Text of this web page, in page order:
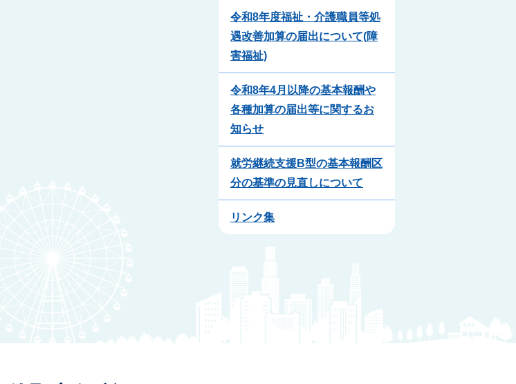
令和8年度福祉・介護職員等処
遇改善加算の届出について(障
害福祉)
令和8年4月以降の基本報酬や
各種加算の届出等に関するお
知らせ
就労継続支援B型の基本報酬区
分の基準の見直しについて
リンク集